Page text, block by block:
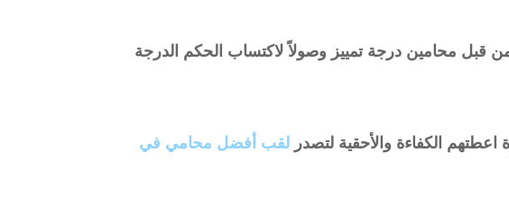
من قبل محامين درجة تمييز وصولاً لاكتساب الحكم الدرجة
الكفاءة والأحقية لتصدر لقب أفضل محامي في